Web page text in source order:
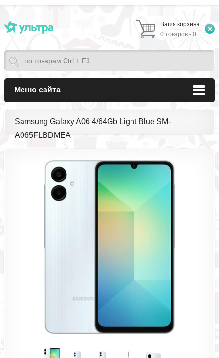
Ваша корзина
0 товаров - 0
Меню сайта
Samsung Galaxy A06 4/64Gb Light Blue SM-
A065FLBDMEA